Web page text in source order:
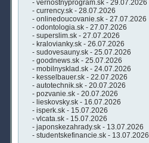
- vernostnyprogram.sk - 29.07.2026
- currency.sk - 28.07.2026
- onlinedoucovanie.sk - 27.07.2026
- odontologia.sk - 27.07.2026
- superslim.sk - 27.07.2026
- kralovianky.sk - 26.07.2026
- sudovesauny.sk - 25.07.2026
- goodnews.sk - 25.07.2026
- mobilnysklad.sk - 24.07.2026
- kesselbauer.sk - 22.07.2026
- autotechnik.sk - 20.07.2026
- pozvanie.sk - 20.07.2026
- lieskovsky.sk - 16.07.2026
- isperk.sk - 15.07.2026
- vlcata.sk - 15.07.2026
- japonskezahrady.sk - 13.07.2026
- studentskefinancie.sk - 13.07.2026